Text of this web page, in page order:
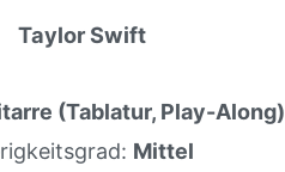
Taylor Swift
(Tablatur, Play-Along)
Mittel